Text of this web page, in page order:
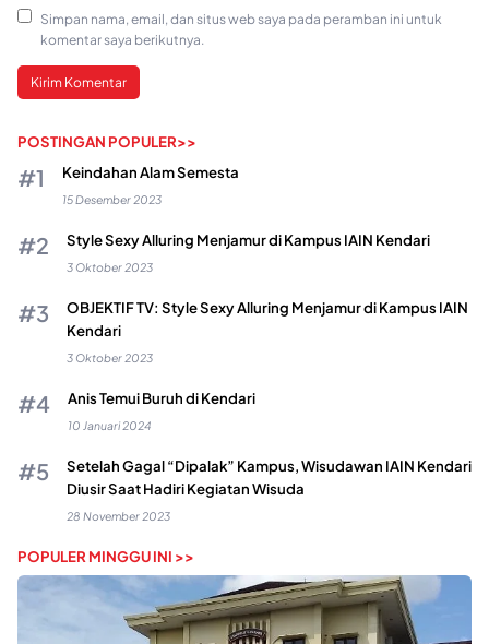
Simpan nama, email, dan situs web saya pada peramban ini untuk
komentar saya berikutnya.
POSTINGAN POPULER>>
Keindahan Alam Semesta
15 Desember 2023
Style Sexy Alluring Menjamur di Kampus IAIN Kendari
3 Oktober 2023
OBJEKTIF TV: Style Sexy Alluring Menjamur di Kampus IAIN
Kendari
3 Oktober 2023
Anis Temui Buruh di Kendari
10 Januari 2024
Setelah Gagal “Dipalak” Kampus, Wisudawan IAIN Kendari
Diusir Saat Hadiri Kegiatan Wisuda
28 November 2023
POPULER MINGGU INI >>